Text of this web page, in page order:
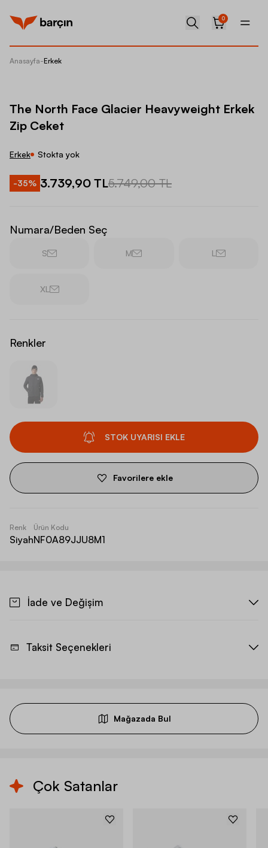
0
Anasayfa-Erkek
The North Face Glacier Heavyweight Erkek
Zip Ceket
Erkek Stokta yok
-35% 3.739,90 TL5.749,00 TL
Numara/Beden Seç
S M L
XL
Renkler
STOK UYARISI EKLE
Favorilere ekle
Renk
Siyah
Ürün Kodu
NF0A89JJU8M1
İade ve Değişim
Taksit Seçenekleri
Mağazada Bul
Çok Satanlar